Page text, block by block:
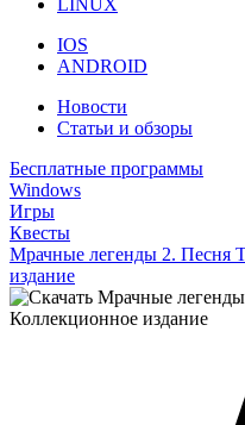
LINUX
IOS
ANDROID
Новости
Статьи и обзоры
Бесплатные программы
Windows
Игры
Квесты
Мрачные легенды 2. Песня
издание